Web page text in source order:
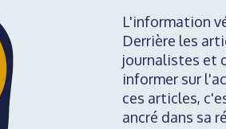
L'information
Derrière les
journalistes et
informer sur
ces articles,
ancré dans sa